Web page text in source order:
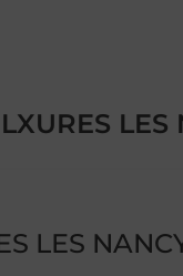
LES
LES